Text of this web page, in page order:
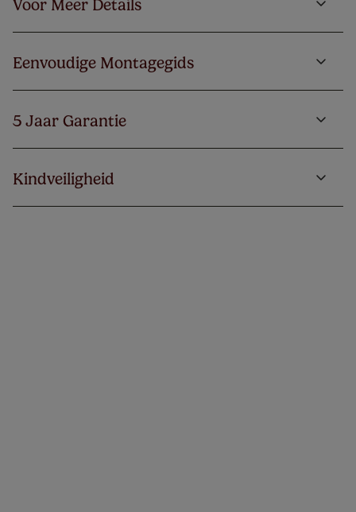
Voor Meer Details
Eenvoudige Montagegids
5 Jaar Garantie
Kindveiligheid